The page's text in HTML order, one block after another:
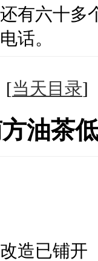
有六十多
话。
[当天目录
油茶
造已铺开